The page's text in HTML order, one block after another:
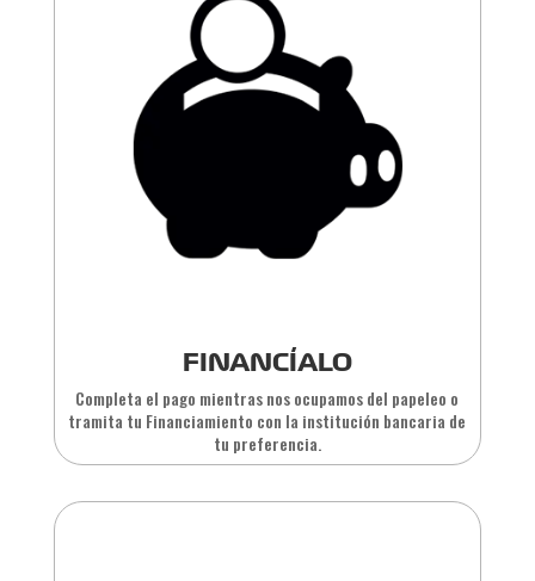
FINANCÍALO
Completa el pago mientras nos ocupamos del papeleo o
tramita tu Financiamiento con la institución bancaria de
tu preferencia.